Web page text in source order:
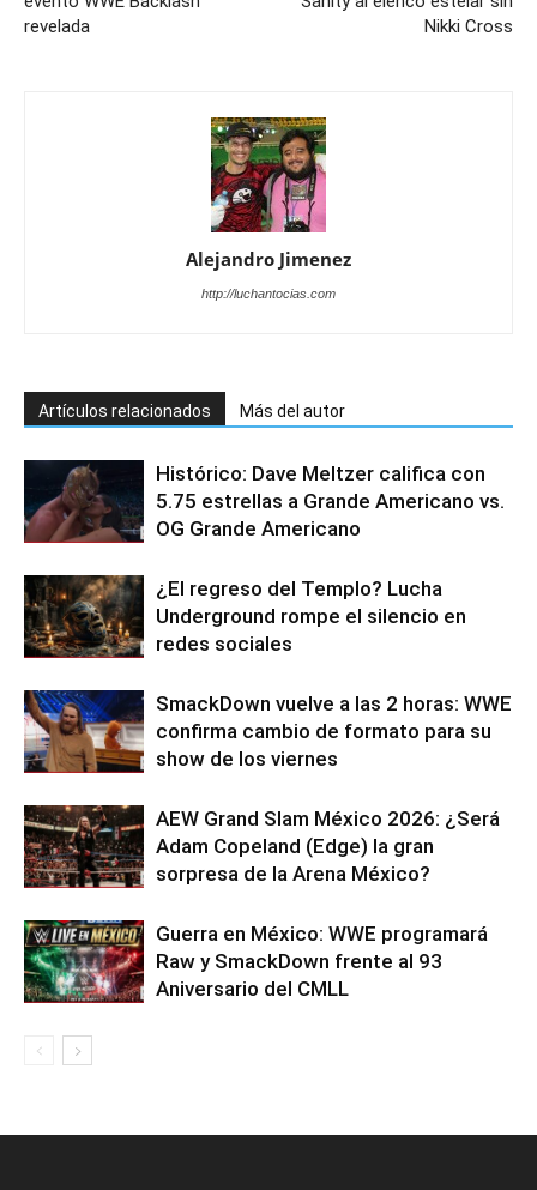
revelada
Nikki Cross
Alejandro Jimenez
http://luchantocias.com
Artículos relacionados Más del autor
Histórico: Dave Meltzer califica con
5.75 estrellas a Grande Americano vs.
OG Grande Americano
¿El regreso del Templo? Lucha
Underground rompe el silencio en
redes sociales
SmackDown vuelve a las 2 horas: WWE
confirma cambio de formato para su
show de los viernes
AEW Grand Slam México 2026: ¿Será
Adam Copeland (Edge) la gran
sorpresa de la Arena México?
Guerra en México: WWE programará
Raw y SmackDown frente al 93
Aniversario del CMLL